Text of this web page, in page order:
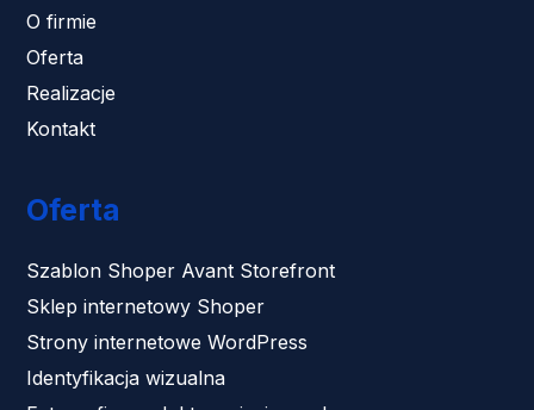
O firmie
Oferta
Realizacje
Kontakt
Oferta
Szablon Shoper Avant Storefront
Sklep internetowy Shoper
Strony internetowe WordPress
Identyfikacja wizualna